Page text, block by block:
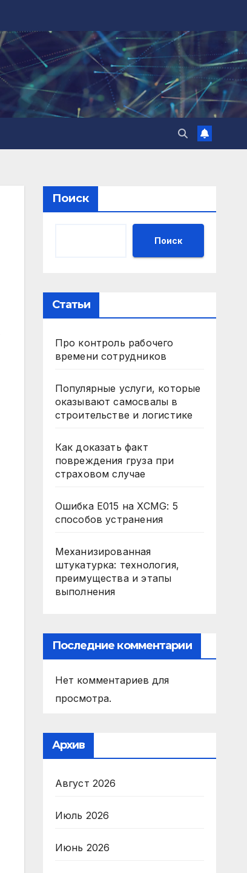
Поиск
Поиск
Статьи
Про контроль рабочего
времени сотрудников
Популярные услуги, которые
оказывают самосвалы в
строительстве и логистике
Как доказать факт
повреждения груза при
страховом случае
Ошибка E015 на XCMG: 5
способов устранения
Механизированная
штукатурка: технология,
преимущества и этапы
выполнения
Последние комментарии
Нет комментариев для
просмотра.
Архив
Август 2026
Июль 2026
Июнь 2026